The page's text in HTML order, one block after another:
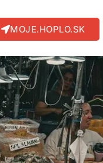
MOJE.HOPLO.SK